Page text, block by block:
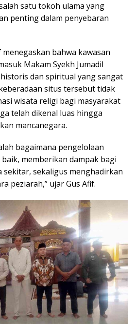
satu tokoh ulama yang
penting dalam penyebaran
menegaskan bahwa kawasan
Makam Syekh Jumadil
dan spiritual yang sangat
situs tersebut tidak
wisata religi bagi masyarakat
telah dikenal luas hingga
mancanegara.
bagaimana pengelolaan
memberikan dampak bagi
sekitar, sekaligus menghadirkan
peziarah,” ujar Gus Afif.